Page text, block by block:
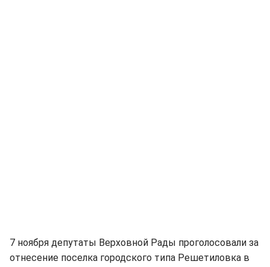
7 ноября депутаты Верховной Рады проголосовали за
отнесение поселка городского типа Решетиловка в